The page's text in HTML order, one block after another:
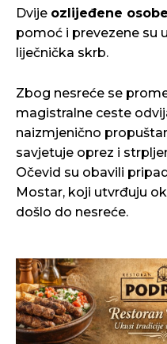
Dvije ozlijeđene osobe
pomoć i prevezene su
liječnička skrb.
Zbog nesreće se
magistralne ceste
naizmjenično
savjetuje oprez i
Očevid su obavili
Mostar, koji utvrđuju
došlo do nesreće.